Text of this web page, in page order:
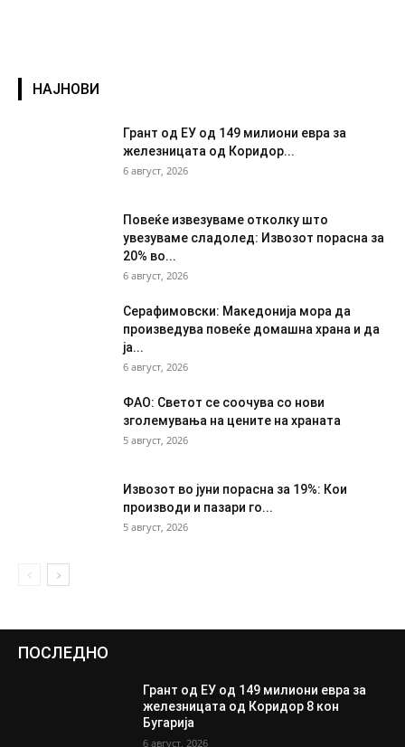
НАЈНОВИ
Грант од ЕУ од 149 милиони евра за
железницата од Коридор...
6 август, 2026
Повеќе извезуваме отколку што
увезуваме сладолед: Извозот порасна за
20% во...
6 август, 2026
Серафимовски: Македонија мора да
произведува повеќе домашна храна и да
ја...
6 август, 2026
ФАО: Светот се соочува со нови
зголемувања на цените на храната
5 август, 2026
Извозот во јуни порасна за 19%: Кои
производи и пазари го...
5 август, 2026
ПОСЛЕДНО
Грант од ЕУ од 149 милиони евра за
железницата од Коридор 8 кон
Бугарија
6 август, 2026